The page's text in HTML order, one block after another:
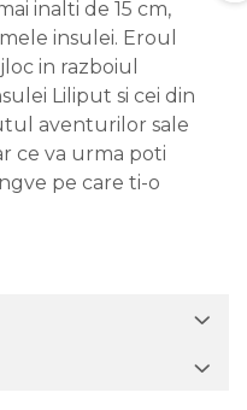
inalti de 15 cm,
insulei. Eroul
in razboiul
Liliput si cei din
aventurilor sale
ce va urma poti
pe care ti-o